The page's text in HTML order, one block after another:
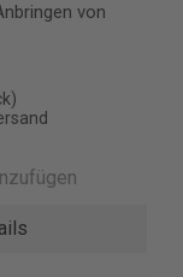
von